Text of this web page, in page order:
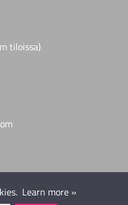
tiloissa)
Learn more »